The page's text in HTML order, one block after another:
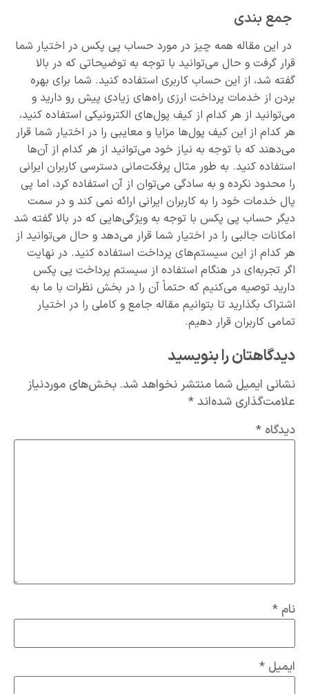
جمع بندی
در این مقاله همه چیز در مورد حساب پی پکس در اختیار شما
قرار گرفت و حال می‌توانید با توجه به توضیحاتی که در بالا
گفته شد، از این حساب کاربری استفاده کنید. شما برای بهره
بردن از خدمات پرداخت ارزی راه‌های زیادی پیش رو دارید و
می‌توانید از هر کدام از کیف پول‌های الکترونیکی استفاده کنید،
هر کدام از این کیف پول‌ها مزایا و معایبی را در اختیار شما قرار
می‌دهند که با توجه به نیاز خود می‌توانید از هر کدام از آن‌ها
استفاده کنید. به طور مثال پرفکت‌مانی دسترسی کاربران ایرانی
را محدود نکرده و به سادگی می‌توان از آن استفاده کرد، اما پی
پال خدمات خود را به کاربران ایرانی ارائه نمی کند و در سمت
دیگر حساب پی پکس با توجه به ویژگی‌هایی که در بالا گفته شد
امکانات جالبی را در اختیار شما قرار می‌دهد و حال می‌توانید از
هر کدام از این سیستم‌های پرداخت استفاده کنید. در نهایت
اگر تجربه‌ای در هنگام استفاده از سیستم پرداخت پی پکس
دارید توصیه می‌کنیم که حتماً آن را در بخش نظرات با ما به
اشتراک بگذارید تا بتوانیم مقاله جامع و کاملی را در اختیار
تمامی کاربران قرار دهیم.
دیدگاهتان را بنویسید
نشانی ایمیل شما منتشر نخواهد شد. بخش‌های موردنیاز
علامت‌گذاری شده‌اند*
دیدگاه *
نام *
ایمیل *